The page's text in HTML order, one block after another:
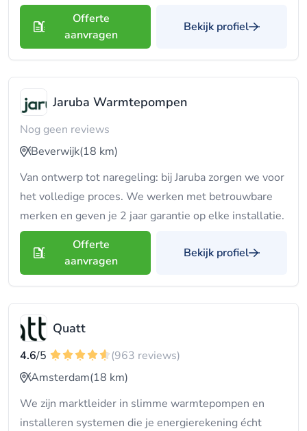
Offerte
aanvragen
Bekijk profiel
Jaruba Warmtepompen
Nog geen reviews
Beverwijk(18 km)
Van ontwerp tot naregeling: bij Jaruba zorgen we voor
het volledige proces. We werken met betrouwbare
merken en geven je 2 jaar garantie op elke installatie.
Offerte
aanvragen
Bekijk profiel
Quatt
4.6/5
(963 reviews)
Amsterdam(18 km)
We zijn marktleider in slimme warmtepompen en
installeren systemen die je energierekening écht